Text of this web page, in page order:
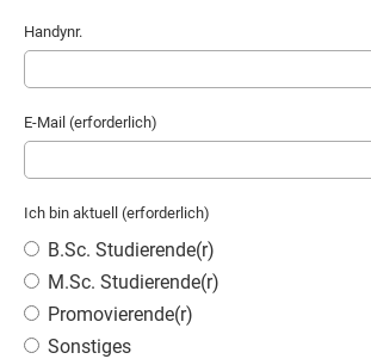
Handynr.
E-Mail (erforderlich)
Ich bin aktuell (erforderlich)
B.Sc. Studierende(r)
M.Sc. Studierende(r)
Promovierende(r)
Sonstiges